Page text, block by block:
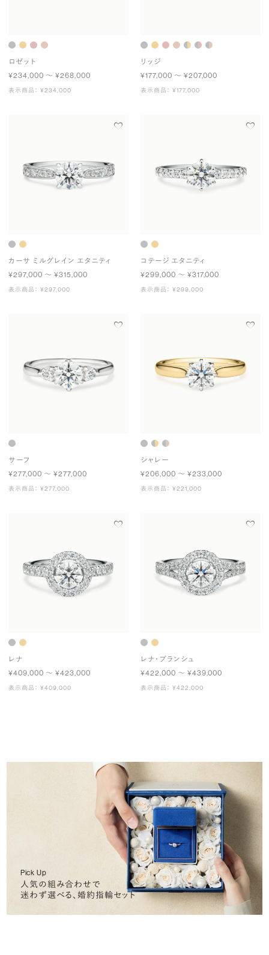
ロゼット
¥234,000 〜 ¥268,000
表示商品： ¥234,000
リッジ
¥177,000 〜 ¥207,000
表示商品： ¥177,000
カーサ ミルグレイン エタニティ
¥297,000 〜 ¥315,000
表示商品： ¥297,000
コテージ エタニティ
¥299,000 〜 ¥317,000
表示商品： ¥299,000
サーフ
¥277,000 〜 ¥277,000
表示商品： ¥277,000
シャレー
¥206,000 〜 ¥233,000
表示商品： ¥221,000
レナ
¥409,000 〜 ¥423,000
表示商品： ¥409,000
レナ・ブランシュ
¥422,000 〜 ¥439,000
表示商品： ¥422,000
Pick Up
人気の組み合わせで
迷わず選べる、婚約指輪セット